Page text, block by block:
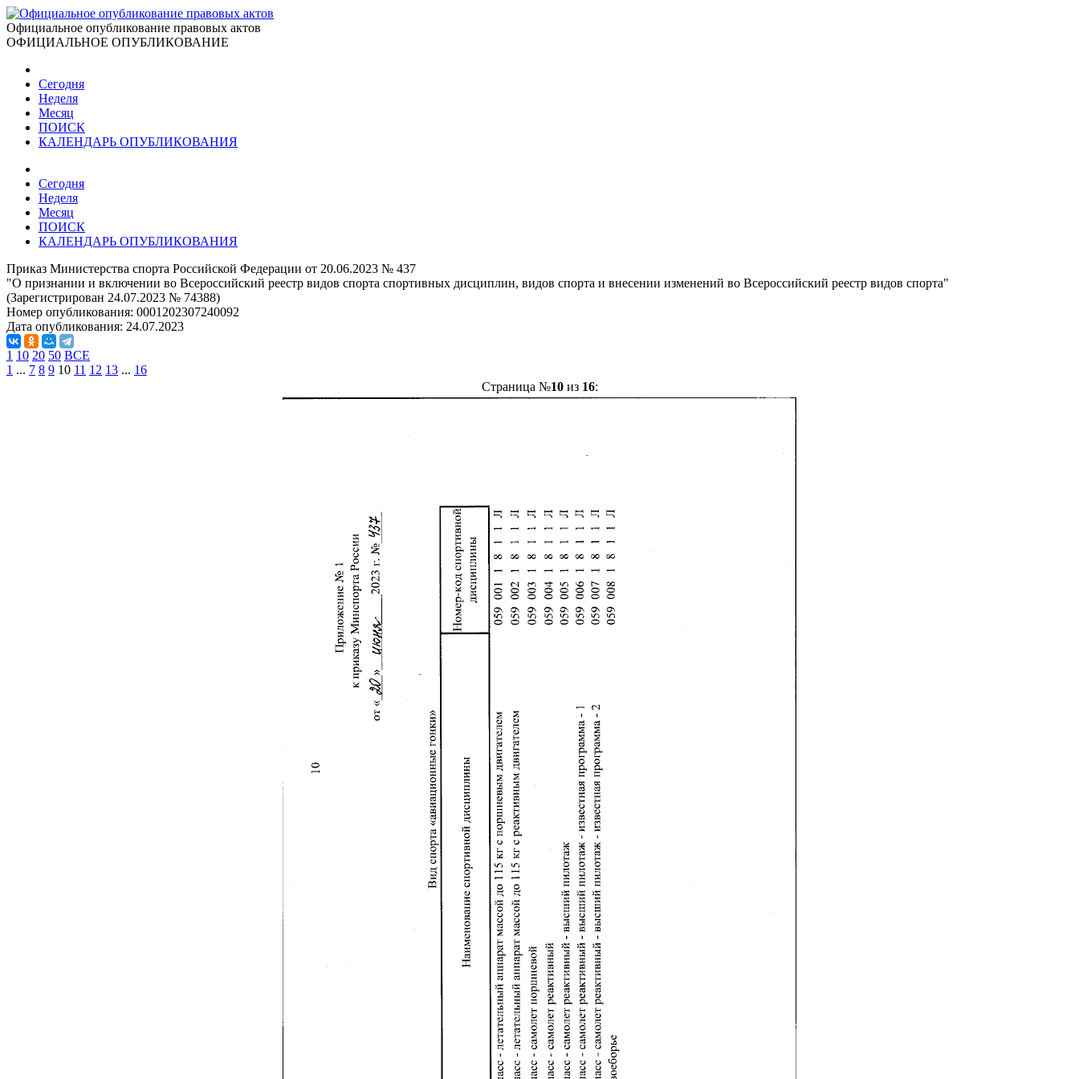
Официальное опубликование правовых актов
ОФИЦИАЛЬНОЕ ОПУБЛИКОВАНИЕ
Сегодня
Неделя
Месяц
ПОИСК
КАЛЕНДАРЬ ОПУБЛИКОВАНИЯ
Сегодня
Неделя
Месяц
ПОИСК
КАЛЕНДАРЬ ОПУБЛИКОВАНИЯ
Приказ Министерства спорта Российской Федерации от 20.06.2023 № 437
"О признании и включении во Всероссийский реестр видов спорта спортивных дисциплин, видов спорта и внесении изменений во Всероссийский реестр видов спорта"
(Зарегистрирован 24.07.2023 № 74388)
Номер опубликования: 0001202307240092
Дата опубликования: 24.07.2023
1 10 20 50 ВСЕ
1 ... 7 8 9 10 11 12 13 ... 16
Страница №10из 16: